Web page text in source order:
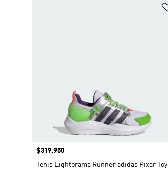
Precio
$319.950
Tenis Lightorama Runner adidas Pixar Toy